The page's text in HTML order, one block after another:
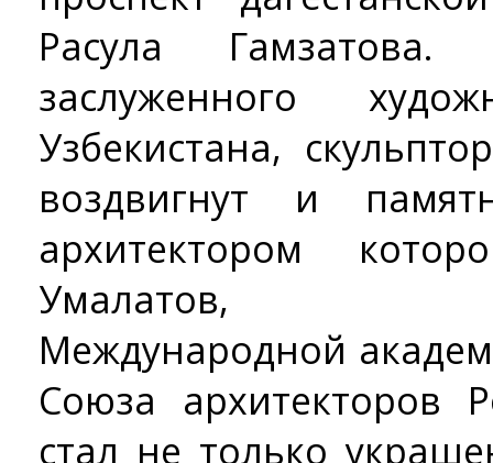
Расула
заслуженного
Узбекистана,
воздвигнут и
архитектором
Умалатов,
Международной
Союза архитекторов
стал не только